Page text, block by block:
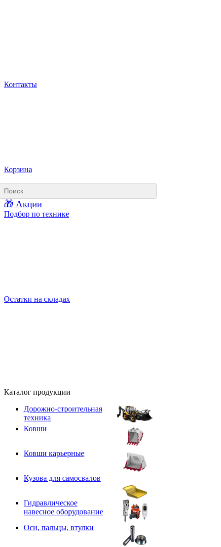
Контакты
Корзина
🎁 Акции
Подбор по технике
Остатки на складах
Каталог продукции
Дорожно-строительная
техника
Ковши
Ковши карьерные
Кузова для самосвалов
Гидравлическое
навесное оборудование
Оси, пальцы, втулки